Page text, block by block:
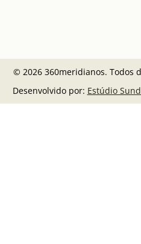
© 2026 360meridianos. Todos
Desenvolvido por: Estúdio